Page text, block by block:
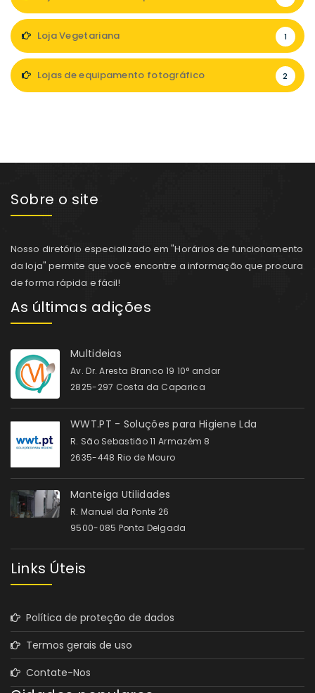
Loja Vegetariana 1
Lojas de equipamento fotográfico 2
Sobre o site
Nosso diretório especializado em "Horários de funcionamento
da loja" permite que você encontre a informação que procura
de forma rápida e fácil!
As últimas adições
Multideias
Av. Dr. Aresta Branco 19 10° andar
2825-297 Costa da Caparica
WWT.PT - Soluções para Higiene Lda
R. São Sebastião 11 Armazém 8
2635-448 Rio de Mouro
Manteiga Utilidades
R. Manuel da Ponte 26
9500-085 Ponta Delgada
Links Úteis
Política de proteção de dados
Termos gerais de uso
Contate-Nos